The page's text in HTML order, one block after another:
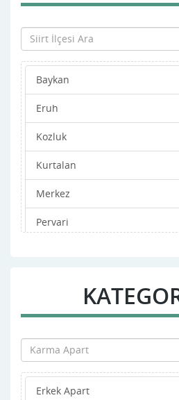
Baykan
Eruh
Kozluk
Kurtalan
Merkez
Pervari
Erkek Apart